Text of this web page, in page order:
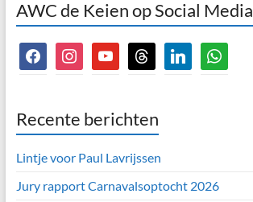
AWC de Keien op Social Media
facebookinstagramyoutubethreads linkedinwhatsapp
Recente berichten
Lintje voor Paul Lavrijssen
Jury rapport Carnavalsoptocht 2026